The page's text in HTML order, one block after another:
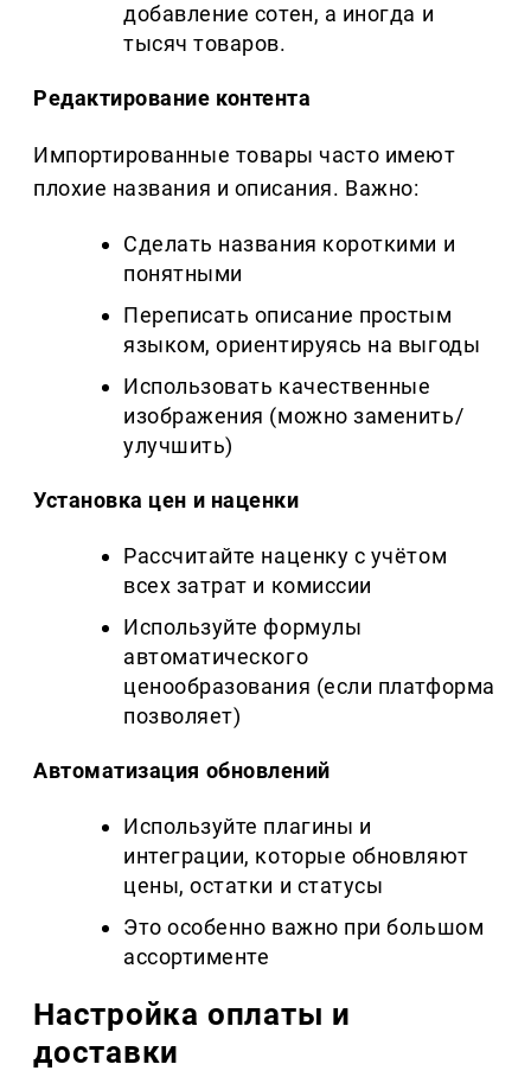
добавление сотен, а иногда и
тысяч товаров.
Редактирование контента
Импортированные товары часто имеют
плохие названия и описания. Важно:
Сделать названия короткими и
понятными
Переписать описание простым
языком, ориентируясь на выгоды
Использовать качественные
изображения (можно заменить/
улучшить)
Установка цен и наценки
Рассчитайте наценку с учётом
всех затрат и комиссии
Используйте формулы
автоматического
ценообразования (если платформа
позволяет)
Автоматизация обновлений
Используйте плагины и
интеграции, которые обновляют
цены, остатки и статусы
Это особенно важно при большом
ассортименте
Настройка оплаты и
доставки